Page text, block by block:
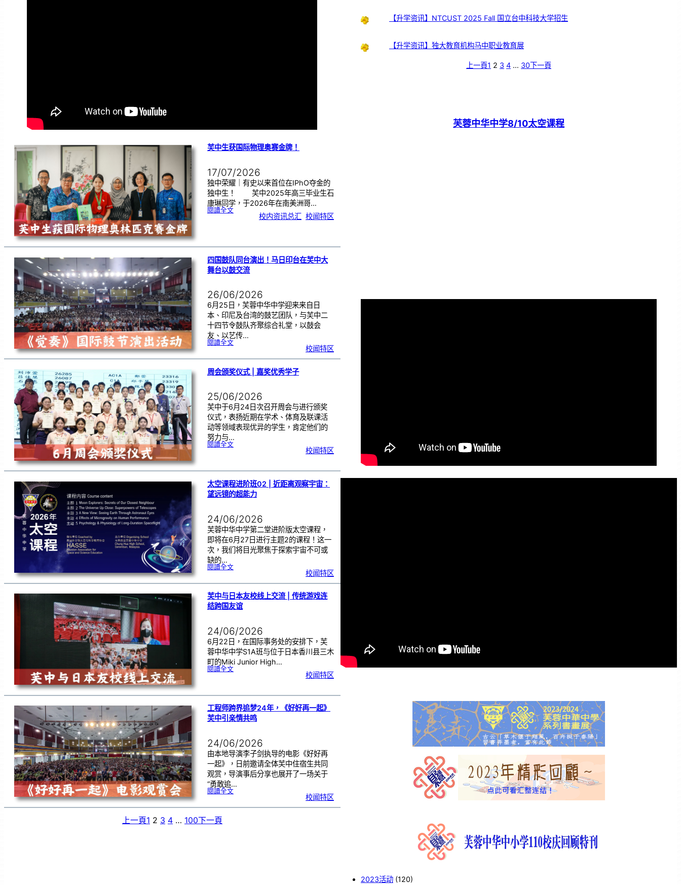
芙中生获国际物理奥赛金牌！
17/07/2026
独中荣耀｜有史以来首位在IPhO夺金的
独中生！ 芙中2025年高三毕业生石
康琳同学，于2026年在南美洲哥…
閱讀全文:芙
赛
金
！
校内资讯总汇 校闻特区
四国鼓队同台演出！马日印台在芙中大
舞台以鼓交流
26/06/2026
6月25日，芙蓉中华中学迎来来自日
本、印尼及台湾的鼓艺团队，与芙中二
十四节令鼓队齐聚综合礼堂，以鼓会
友、以艺传…
閱讀全文:四
同
演
出
！
马
在
芙
中
大
舞
台
以
鼓
交
流
校闻特区
周会颁奖仪式 | 嘉奖优秀学子
25/06/2026
芙中于6月24日次召开周会与进行颁奖
仪式，表扬近期在学术、体育及联课活
动等领域表现优异的学生，肯定他们的
努力与…
閱讀全文:周
|嘉
优
秀
学
子
校闻特区
太空课程进阶班02 | 近距离观察宇宙：
望远镜的超能力
24/06/2026
芙蓉中华中学第二堂进阶版太空课程，
即将在6月27日进行主题2的课程！这一
次，我们将目光聚焦于探索宇宙不可或
缺的…
閱讀全文:太
进
班
0
2
|近
距
离
宙
：
望
远
镜
的
超
能
力
校闻特区
芙中与日本友校线上交流 | 传统游戏连
结跨国友谊
24/06/2026
6月22日，在国际事务处的安排下，芙
蓉中华中学S1A班与位于日本香川县三木
町的Miki Junior High…
閱讀全文:芙
线
交
流
|传
统
游
国
友
谊
校闻特区
工程师跨界追梦24年，《好好再一起》
芙中引亲情共鸣
24/06/2026
由本地导演李子剑执导的电影《好好再
一起》，日前邀请全体芙中住宿生共同
观赏，导演事后分享也展开了一场关于
“勇敢追…
閱讀全文:工
界
校闻特区
上一頁1 2 3 4 … 100下一頁
【升学资讯】NTCUST 2025 Fall 国立台中科技大学招生
【升学资讯】独大教育机构马中职业教育展
上一頁1 2 3 4 … 30下一頁
芙蓉中华中学8/10太空课程
2023活动 (120)